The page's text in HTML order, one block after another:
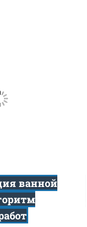
ванной